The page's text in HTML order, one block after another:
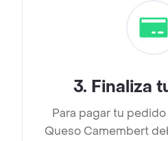
3. Finaliza
Para pagar tu
Queso Camembert